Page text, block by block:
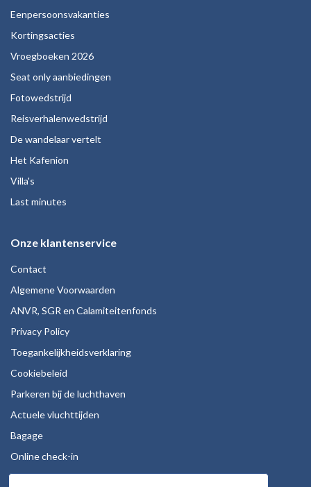
Eenpersoonsvakanties
Kortingsacties
Vroegboeken 2026
Seat only aanbiedingen
Fotowedstrijd
Reisverhalenwedstrijd
De wandelaar vertelt
Het Kafenion
Villa's
Last minutes
Onze klantenservice
Contact
Algemene Voorwaarden
ANVR, SGR en Calamiteitenfonds
Privacy Policy
Toegankelijkheidsverklaring
Cookiebeleid
Parkeren bij de luchthaven
Actuele vluchttijden
Bagage
Online check-in
Stoelreservering